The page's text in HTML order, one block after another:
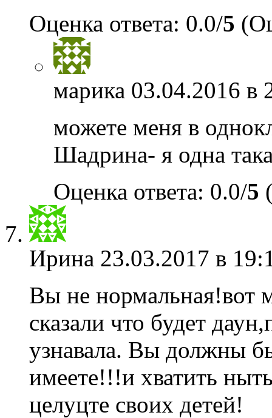
Оценка ответа: 0.0/5
марика 03.04.2016 в
можете меня в
Шадрина- я одна
Оценка ответа: 0.0/5
Ирина 23.03.2017 в
Вы не нормальная!вот
сказали что будет
узнавала. Вы должны
имеете!!!и хватить
целуцте своих детей!